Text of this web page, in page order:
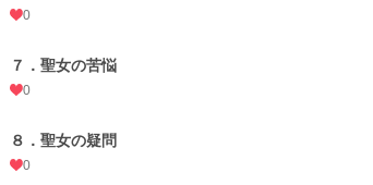
0
７．聖女の苦悩
0
８．聖女の疑問
0